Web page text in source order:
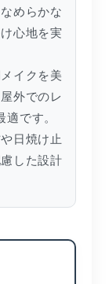
めらかな
心地を実
イクを美
外でのレ
です。
日焼け止
した設計